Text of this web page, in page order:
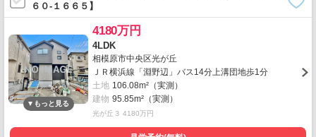
６０-１６６５】
4180万円
4LDK
相模原市中央区光が丘
ＪＲ横浜線「淵野辺」バス14分上溝団地歩1分
土地 106.08m²（実測）
建物 95.85m²（実測）
光が丘３ 4180万円